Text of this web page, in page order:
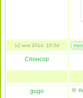
12 ноя 2014, 10:54
Спонсор
gugo